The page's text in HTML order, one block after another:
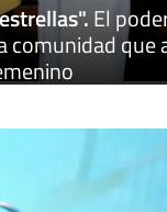
.El
comunidad que